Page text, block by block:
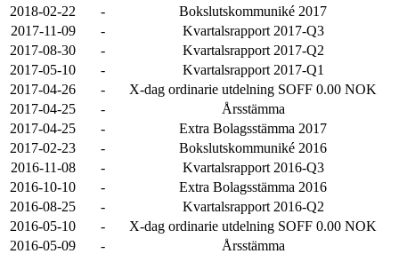
2018-02-22
-
Bokslutskommuniké 2017
2017-11-09
-
Kvartalsrapport 2017-Q3
2017-08-30
-
Kvartalsrapport 2017-Q2
2017-05-10
-
Kvartalsrapport 2017-Q1
2017-04-26
-
X-dag ordinarie utdelning SOFF 0.00 NOK
2017-04-25
-
Årsstämma
2017-04-25
-
Extra Bolagsstämma 2017
2017-02-23
-
Bokslutskommuniké 2016
2016-11-08
-
Kvartalsrapport 2016-Q3
2016-10-10
-
Extra Bolagsstämma 2016
2016-08-25
-
Kvartalsrapport 2016-Q2
2016-05-10
-
X-dag ordinarie utdelning SOFF 0.00 NOK
2016-05-09
-
Årsstämma